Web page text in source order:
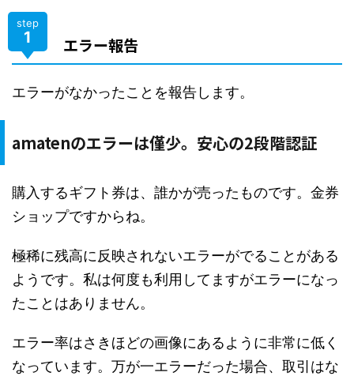
step
1 エラー報告
エラーがなかったことを報告します。
amatenのエラーは僅少。安心の2段階認証
購入するギフト券は、誰かが売ったものです。金券
ショップですからね。
極稀に残高に反映されないエラーがでることがある
ようです。私は何度も利用してますがエラーになっ
たことはありません。
エラー率はさきほどの画像にあるように非常に低く
なっています。万が一エラーだった場合、取引はな